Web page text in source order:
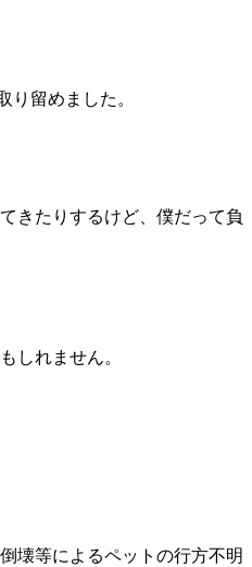
留めました。
きたりするけど、僕だって負
しれません。
壊等によるペットの行方不明